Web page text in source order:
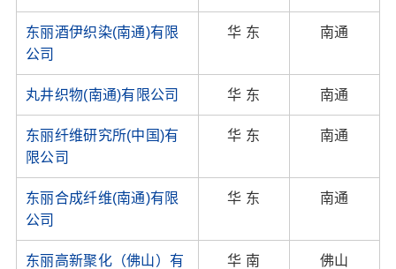
东丽酒伊织染(南通)有限
公司
华 东 南通
丸井织物(南通)有限公司 华 东 南通
东丽纤维研究所(中国)有
限公司
华 东 南通
东丽合成纤维(南通)有限
公司
华 东 南通
东丽高新聚化（佛山）有
华 南 佛山